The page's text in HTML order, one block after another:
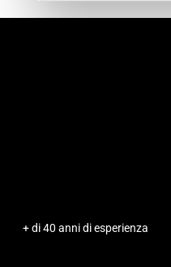
+ di 40 anni di esperienza